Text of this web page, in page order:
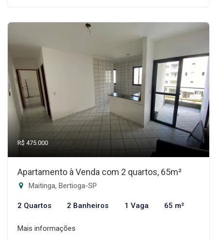
R$ 475.000
Apartamento à Venda com 2 quartos, 65m²
Maitinga, Bertioga-SP
2 Quartos 2 Banheiros 1 Vaga 65 m²
Mais informações